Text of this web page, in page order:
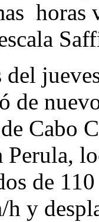
horas
de
Cabo
Perula,
de
h y